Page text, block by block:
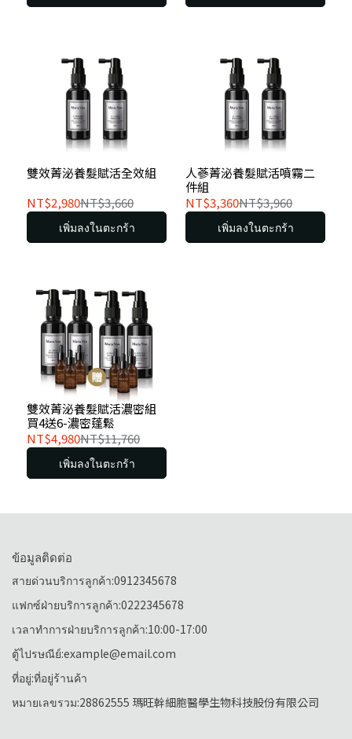
雙效菁泌養髮賦活全效組
NT$2,980NT$3,660
เพิ่มลงในตะกร้า
人蔘菁泌養髮賦活噴霧二
件組
NT$3,360NT$3,960
เพิ่มลงในตะกร้า
雙效菁泌養髮賦活濃密組
買4送6-濃密蓬鬆
NT$4,980NT$11,760
เพิ่มลงในตะกร้า
ข้อมูลติดต่อ
สายด่วนบริการลูกค้า:0912345678
แฟกซ์ฝ่ายบริการลูกค้า:0222345678
เวลาทำการฝ่ายบริการลูกค้า:10:00-17:00
ตู้ไปรษณีย์:example@email.com
ที่อยู่:ที่อยู่ร้านค้า
หมายเลขรวม:28862555 瑪旺幹細胞醫學生物科技股份有限公司